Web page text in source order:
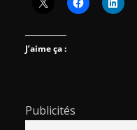
J’aime ça :
Publicités